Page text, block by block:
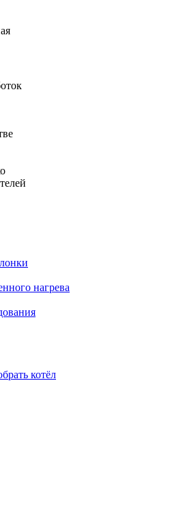
нагрева
котёл